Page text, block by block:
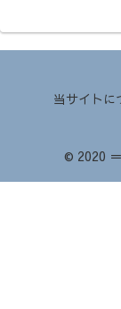
当サイトに
© 2020